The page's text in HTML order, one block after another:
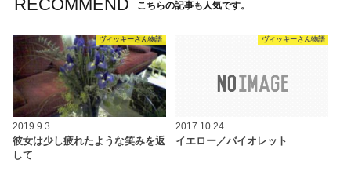
RECOMMEND こちらの記事も人気です。
ヴィッキーさん物語
2019.9.3
彼女は少し疲れたような笑みを返
して
ヴィッキーさん物語
2017.10.24
イエロー／バイオレット